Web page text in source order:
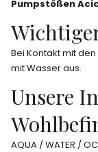
Pumpstößen
Bei Kontakt mit
mit Wasser aus.
Unsere
AQUA / WATER /